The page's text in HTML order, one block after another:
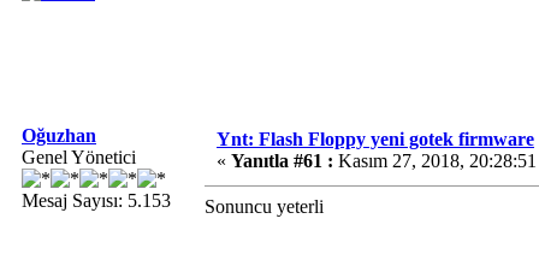
Oğuzhan
Genel Yönetici
Mesaj Sayısı: 5.153
Ynt: Flash Floppy yeni gotek firmware
« Yanıtla #61 : Kasım 27, 2018,
Sonuncu yeterli